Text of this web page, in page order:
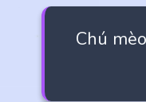
Chú